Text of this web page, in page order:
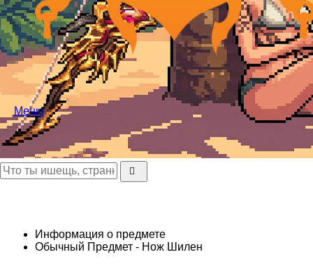
Меню
Информация о предмете
Обычный Предмет - Нож Шилен